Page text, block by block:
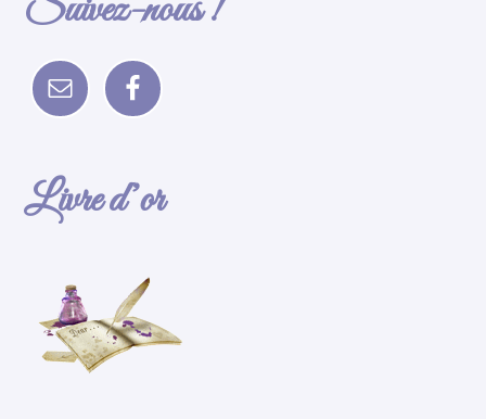
Suivez-nous !
Livre d’or